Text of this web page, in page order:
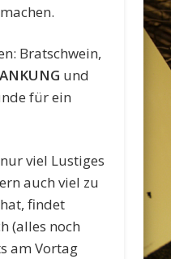
Bratschwein,
und
für ein
viel Lustiges
auch viel zu
findet
(alles noch
am Vortag